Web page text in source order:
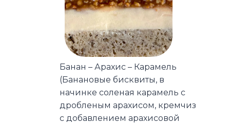
Банан – Арахис – Карамель
(Банановые бисквиты, в
начинке соленая карамель с
дробленым арахисом, кремчиз
с добавлением арахисовой